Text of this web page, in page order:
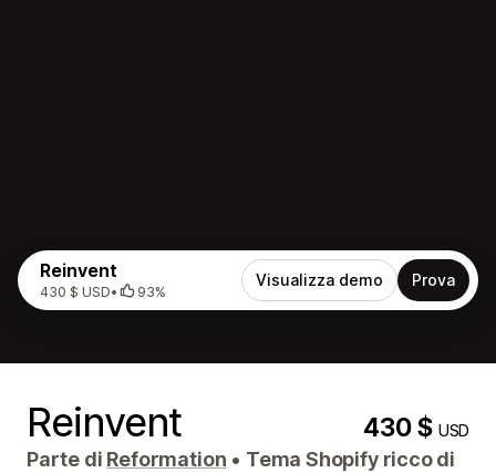
Reinvent
430 $ USD• 93%
Visualizza demo Prova
Reinvent 430 $USD
Parte di Reformation • Tema Shopify ricco di